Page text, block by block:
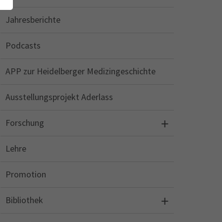
Jahresberichte
Podcasts
APP zur Heidelberger Medizingeschichte
Ausstellungsprojekt Aderlass
Forschung
Lehre
Promotion
Bibliothek